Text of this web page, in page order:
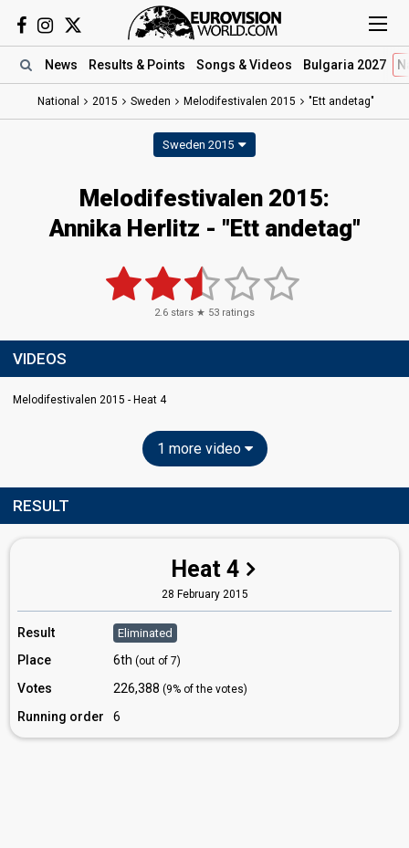
News Results & Points Songs & Videos Bulgaria 2027
National 2015 Sweden Melodifestivalen 2015 "Ett andetag"
Sweden 2015
Melodifestivalen 2015:
Annika Herlitz - "Ett andetag"
2.6 stars ★ 53 ratings
VIDEOS
Melodifestivalen 2015 - Heat 4
1 more video
RESULT
Heat 4
28 February 2015
Result Eliminated
Place 6th (out of 7)
Votes 226,388 (9% of the votes)
Running order 6